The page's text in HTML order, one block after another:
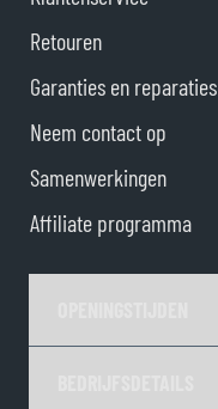
Retouren
Garanties en reparaties
Neem contact op
Samenwerkingen
Affiliate programma